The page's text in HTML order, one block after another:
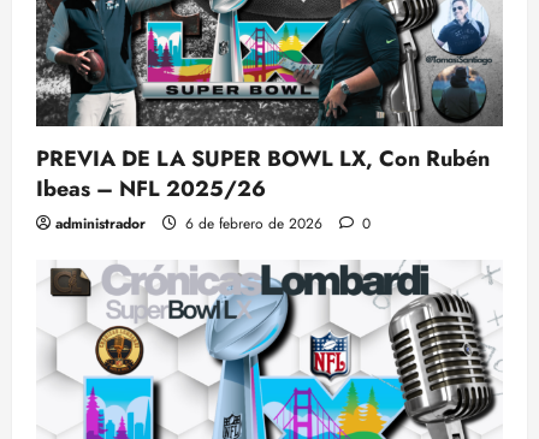
PREVIA DE LA SUPER BOWL LX, Con Rubén
Ibeas – NFL 2025/26
administrador 6 de febrero de 2026 0